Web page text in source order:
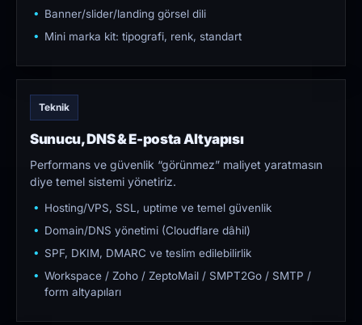
Banner/slider/landing görsel dili
Mini marka kit: tipografi, renk, standart
Teknik
Sunucu, DNS & E-posta Altyapısı
Performans ve güvenlik “görünmez” maliyet yaratmasın
diye temel sistemi yönetiriz.
Hosting/VPS, SSL, uptime ve temel güvenlik
Domain/DNS yönetimi (Cloudflare dâhil)
SPF, DKIM, DMARC ve teslim edilebilirlik
Workspace / Zoho / ZeptoMail / SMPT2Go / SMTP /
form altyapıları